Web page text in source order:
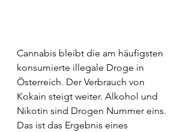
Cannabis bleibt die am häufigsten
konsumierte illegale Droge in
Österreich. Der Verbrauch von
Kokain steigt weiter. Alkohol und
Nikotin sind Drogen Nummer eins.
Das ist das Ergebnis eines